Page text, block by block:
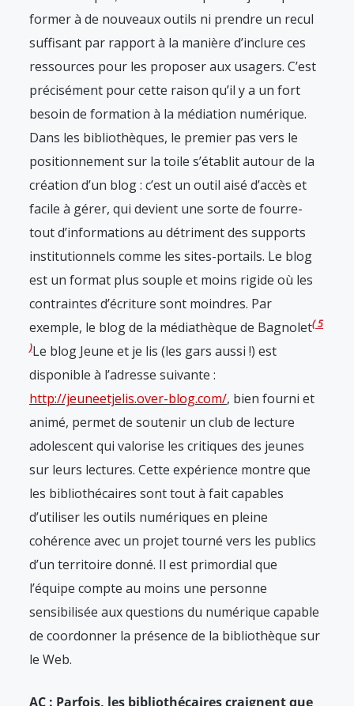
former à de nouveaux outils ni prendre un recul
suffisant par rapport à la manière d’inclure ces
ressources pour les proposer aux usagers. C’est
précisément pour cette raison qu’il y a un fort
besoin de formation à la médiation numérique.
Dans les bibliothèques, le premier pas vers le
positionnement sur la toile s’établit autour de la
création d’un blog : c’est un outil aisé d’accès et
facile à gérer, qui devient une sorte de fourre-
tout d’informations au détriment des supports
institutionnels comme les sites-portails. Le blog
est un format plus souple et moins rigide où les
contraintes d’écriture sont moindres. Par
exemple, le blog de la médiathèque de Bagnolet 5
Le blog Jeune et je lis (les gars aussi !) est
disponible à l’adresse suivante :
http://jeuneetjelis.over-blog.com/, bien fourni et
animé, permet de soutenir un club de lecture
adolescent qui valorise les critiques des jeunes
sur leurs lectures. Cette expérience montre que
les bibliothécaires sont tout à fait capables
d’utiliser les outils numériques en pleine
cohérence avec un projet tourné vers les publics
d’un territoire donné. Il est primordial que
l’équipe compte au moins une personne
sensibilisée aux questions du numérique capable
de coordonner la présence de la bibliothèque sur
le Web.
AC : Parfois, les bibliothécaires craignent que